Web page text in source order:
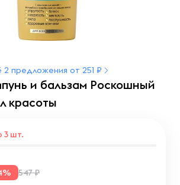
2 предложения от 251 ₽
и бальзам Роскошный
красоты
547 ₽
3 шт.